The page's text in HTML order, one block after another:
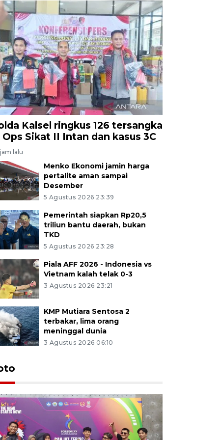
Kalsel ringkus 126 tersangka
Ops Sikat II Intan dan kasus 3C
lalu
Menko Ekonomi jamin harga
pertalite aman sampai
Desember
5 Agustus 2026 23:39
Pemerintah siapkan Rp20,5
triliun bantu daerah, bukan
TKD
5 Agustus 2026 23:28
Piala AFF 2026 - Indonesia vs
Vietnam kalah telak 0-3
3 Agustus 2026 23:21
KMP Mutiara Sentosa 2
terbakar, lima orang
meninggal dunia
3 Agustus 2026 06:10